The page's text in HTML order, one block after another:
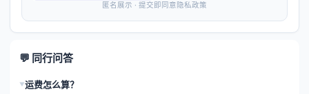
匿名展示 · 提交即同意隐私政策
💬 同行问答
▶运费怎么算？